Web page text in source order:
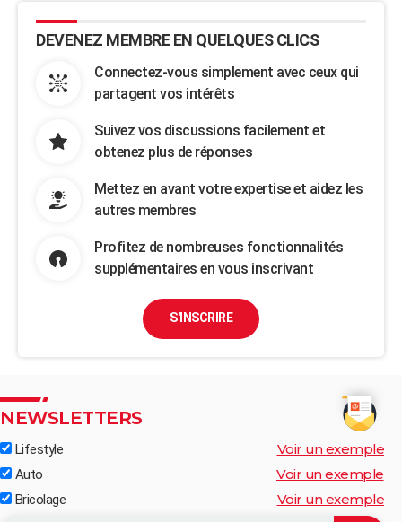
DEVENEZ MEMBRE EN QUELQUES CLICS
Connectez-vous simplement avec ceux qui
partagent vos intérêts
Suivez vos discussions facilement et
obtenez plus de réponses
Mettez en avant votre expertise et aidez les
autres membres
Profitez de nombreuses fonctionnalités
supplémentaires en vous inscrivant
S'INSCRIRE
NEWSLETTERS
Lifestyle Voir un exemple
Auto Voir un exemple
Bricolage Voir un exemple